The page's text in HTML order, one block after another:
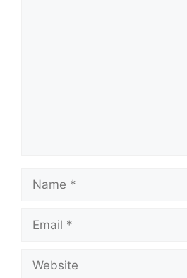
Name
Email
Website